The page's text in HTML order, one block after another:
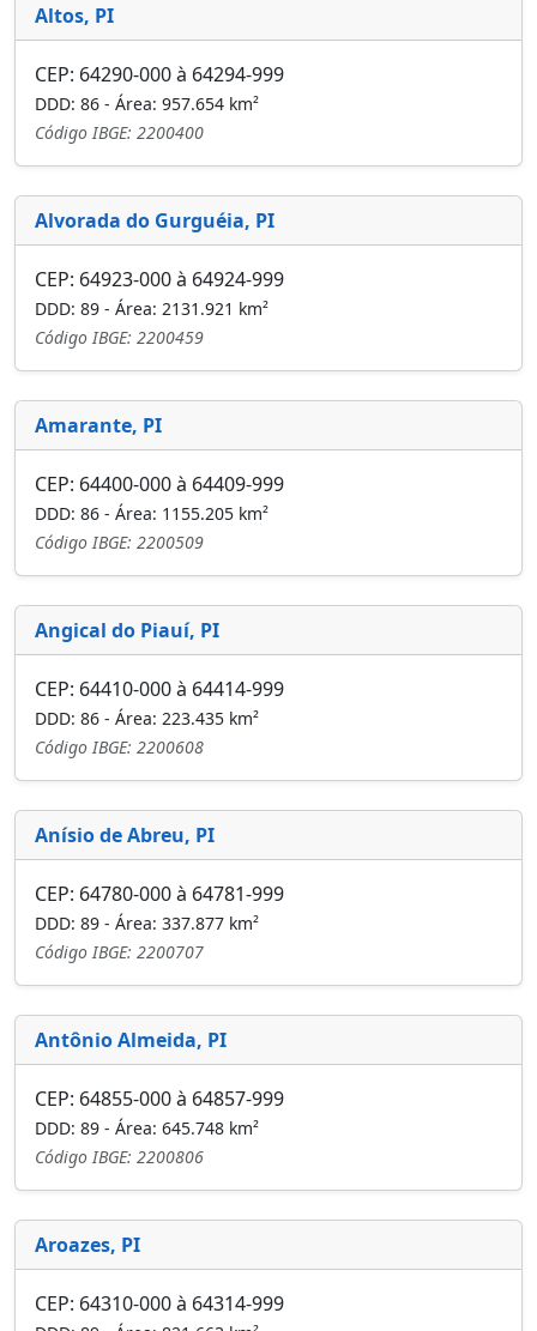
Altos, PI
CEP: 64290-000 à 64294-999
DDD: 86 - Área: 957.654 km²
Código IBGE: 2200400
Alvorada do Gurguéia, PI
CEP: 64923-000 à 64924-999
DDD: 89 - Área: 2131.921 km²
Código IBGE: 2200459
Amarante, PI
CEP: 64400-000 à 64409-999
DDD: 86 - Área: 1155.205 km²
Código IBGE: 2200509
Angical do Piauí, PI
CEP: 64410-000 à 64414-999
DDD: 86 - Área: 223.435 km²
Código IBGE: 2200608
Anísio de Abreu, PI
CEP: 64780-000 à 64781-999
DDD: 89 - Área: 337.877 km²
Código IBGE: 2200707
Antônio Almeida, PI
CEP: 64855-000 à 64857-999
DDD: 89 - Área: 645.748 km²
Código IBGE: 2200806
Aroazes, PI
CEP: 64310-000 à 64314-999